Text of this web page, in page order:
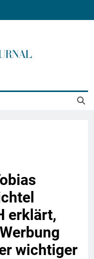
erklärt,
wichtiger